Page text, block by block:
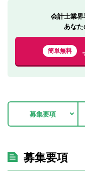
会計士業
あなた
簡単無料
募集要項
募集要項